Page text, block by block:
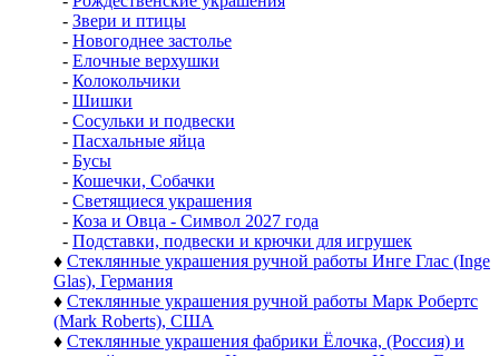
- Звери и птицы
- Новогоднее застолье
- Елочные верхушки
- Колокольчики
- Шишки
- Сосульки и подвески
- Пасхальные яйца
- Бусы
- Кошечки, Собачки
- Светящиеся украшения
- Коза и Овца - Символ 2027 года
- Подставки, подвески и крючки для игрушек
♦ Стеклянные украшения ручной работы Инге Глас (Inge
Glas), Германия
♦ Стеклянные украшения ручной работы Марк Робертс
(Mark Roberts), США
♦ Стеклянные украшения фабрики Ёлочка, (Россия) и